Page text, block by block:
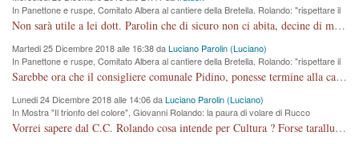
In Panettone e ruspe, Comitato Albera al cantiere della Bretella. Rolando: "rispettare il
cronoprogramma"
Non sarà utile a lei dott. Parolin che di sicuro non ci abita, decine di migliaia di TIR, automobili e padroncini che passano quotidianamente per una strada appena rotabile, non è più possibile stendere i panni, attraversare la strada senza rischiare la morte, le case stanno crepando, i tempi sono cambiati e la bretella non passerà assolutamente per maddalene (ma cosa sta a dire?!), dia invece responsabilità a chi ha costruito tagliando la strada che doveva invece terminare a isola vicentina e non al moracchino lasciando Motta di Costabissara ancora in panne di traffico. I tempi sono cambiati dottore e se l'anagrafe della vita stagna nell'essere umano impressioni conservatrici, la società non le considera perchè va avanti, si industrializza e ha bisogno di infrastrutture e di sviluppo. Ultima considerazione, se è geloso di Rolando perchè vede in lui solo campagne politiche mentre si difendono i SOLI diritti dei cittadini, la preghiamo faccia considerazioni più appropriate. Saluti e complimenti per i suoi scritti.
Martedi 25 Dicembre 2018 alle 16:38 daLuciano Parolin (Luciano)
In Panettone e ruspe, Comitato Albera al cantiere della Bretella. Rolando: "rispettare il
cronoprogramma"
Sarebbe ora che il consigliere comunale Pidino, ponesse termine alla campagna elettorale nel territorio del suo seggio Villaggio del Sole. La tiraca è iniziata, distruggerà 6 km di prateria ovest della città, ricca di fonti e sorgenti d'acqua. I cittadini di Maddalene non avranno più Pace la notte. Molta colpa per la costruzione di questa Strada è proprio del signor Rolando,dei suoi gazebo mobili e che vuol far passare questa opera VANDALICA come progetto "utile" a chi ? Non è cosa seria sig. Rolando!
Lunedi 24 Dicembre 2018 alle 14:06 daLuciano Parolin (Luciano)
In Mostra "Il trionfo del colore", Giovanni Rolando: la paura di volare di Rucco
Vorrei sapere dal C.C. Rolando cosa intende per Cultura ? Forse tarallucci, vino e sagre, o spaghetti tricolori del PD ? Il continuo (s)parlare della mostra a Palazzo Chiericati caro consigliere DANNEGGIA FORTEMENTE l'immagine della città TUTTA e fa deviare i consensi che in RUSSIA (badi bene ex U.R.S.S.) sono ECCELLENTI. A livello artistico l'evento è di alta Valenza culturale, COMPITO di Tutta la Cittadinanza fare il possibile per propagandare l'iniziativa senza farne UN CASO PARTITICO come fa Lei da sempre. Meno Gazebo + Partecipazione! E così sia. Amen.